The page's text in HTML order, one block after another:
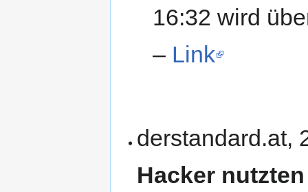
16:32 wird
– Link
derstandard.at,
Hacker